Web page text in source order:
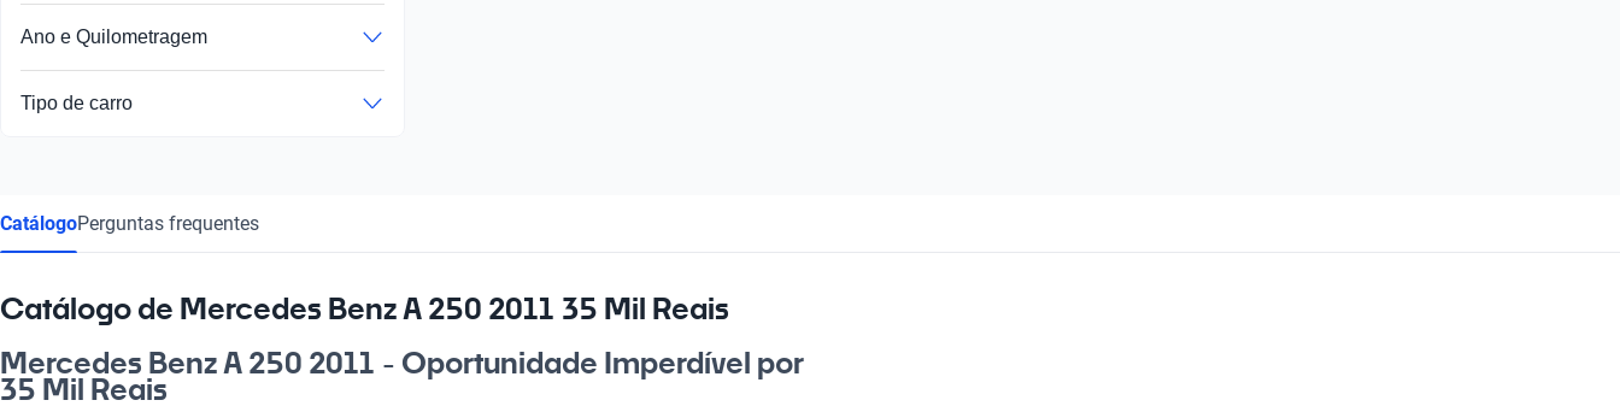
Ano e Quilometragem
Tipo de carro
CatálogoPerguntas frequentes
Catálogo de Mercedes Benz A 250 2011 35 Mil Reais
Mercedes Benz A 250 2011 - Oportunidade Imperdível por
35 Mil Reais